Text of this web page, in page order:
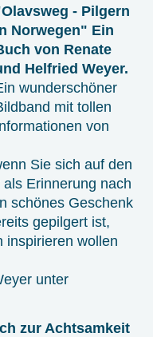
- Pilgern
Norwegen" Ein
von Renate
Helfried Weyer.
wunderschöner
mit tollen
von
Sie sich auf den
Erinnerung nach
schönes Geschenk
gepilgert ist,
inspirieren wollen
unter
zur Achtsamkeit